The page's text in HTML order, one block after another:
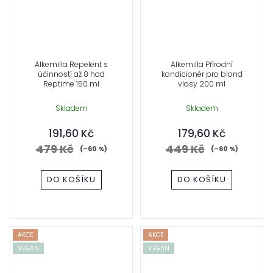
Alkemilla Repelent s
účinností až 8 hod
Reptime 150 ml
Skladem
191,60 Kč
479 Kč (–60 %)
DO KOŠÍKU
Alkemilla Přírodní
kondicionér pro blond
vlasy 200 ml
Skladem
179,60 Kč
449 Kč (–60 %)
DO KOŠÍKU
AKCE
VEGAN
AKCE
VEGAN